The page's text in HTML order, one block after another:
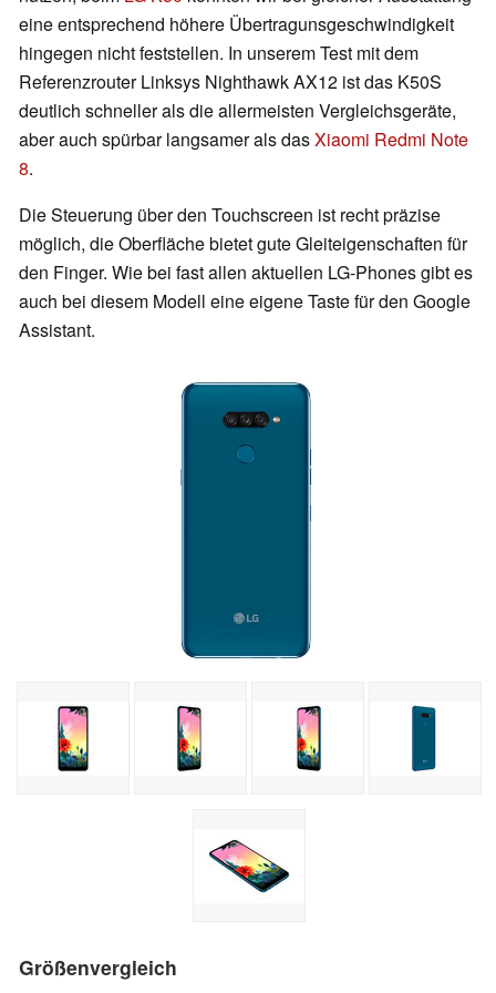
eine entsprechend höhere Übertragunsgeschwindigkeit
hingegen nicht feststellen. In unserem Test mit dem
Referenzrouter Linksys Nighthawk AX12 ist das K50S
deutlich schneller als die allermeisten Vergleichsgeräte,
aber auch spürbar langsamer als dasXiaomi Redmi Note
8.
Die Steuerung über den Touchscreen ist recht präzise
möglich, die Oberfläche bietet gute Gleiteigenschaften für
den Finger. Wie bei fast allen aktuellen LG-Phones gibt es
auch bei diesem Modell eine eigene Taste für den Google
Assistant.
Größenvergleich